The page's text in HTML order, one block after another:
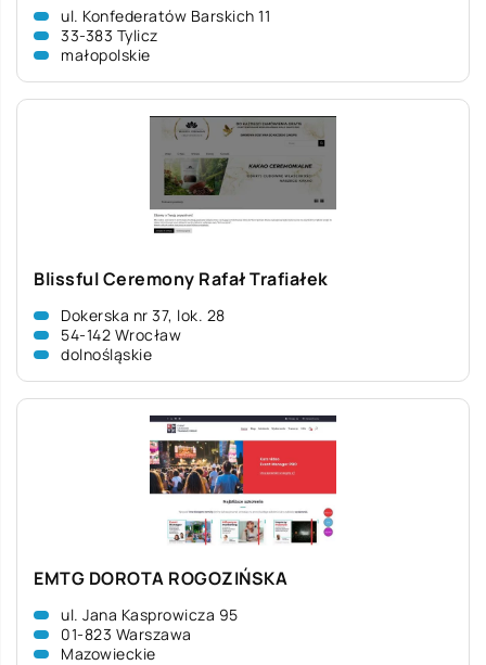
ul. Konfederatów Barskich 11
33-383 Tylicz
małopolskie
Blissful Ceremony Rafał Trafiałek
Dokerska nr 37, lok. 28
54-142 Wrocław
dolnośląskie
EMTG DOROTA ROGOZIŃSKA
ul. Jana Kasprowicza 95
01-823 Warszawa
Mazowieckie